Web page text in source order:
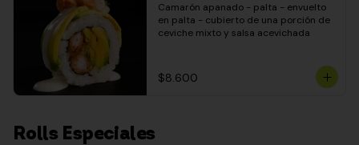
Camarón apanado - palta - envuelto
en palta - cubierto de una porción de
ceviche mixto y salsa acevichada
$8.600
Rolls Especiales